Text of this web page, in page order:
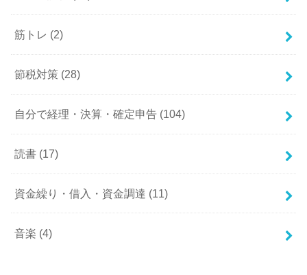
筋トレ (2)
節税対策 (28)
自分で経理・決算・確定申告 (104)
読書 (17)
資金繰り・借入・資金調達 (11)
音楽 (4)